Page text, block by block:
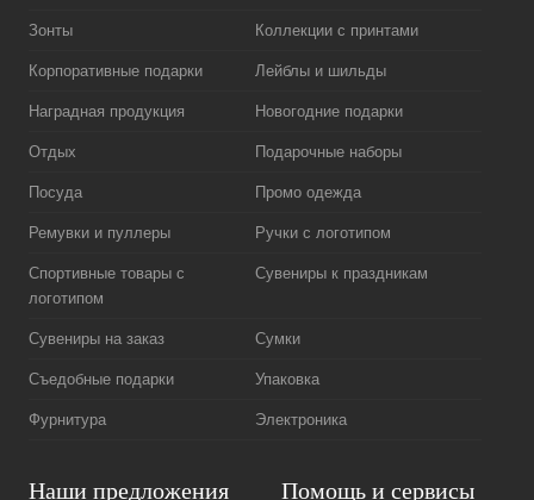
Зонты Коллекции с принтами
Корпоративные подарки Лейблы и шильды
Наградная продукция Новогодние подарки
Отдых Подарочные наборы
Посуда Промо одежда
Ремувки и пуллеры Ручки с логотипом
Спортивные товары с
логотипом
Сувениры к праздникам
Сувениры на заказ Сумки
Съедобные подарки Упаковка
Фурнитура Электроника
Наши предложения Помощь и сервисы